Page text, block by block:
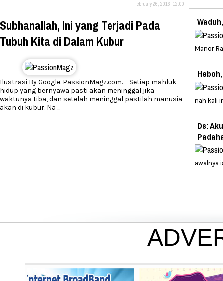
February 26, 2016, 12:00
Subhanallah, Ini yang Terjadi Pada
Tubuh Kita di Dalam Kubur
Ilustrasi By Google. PassionMagz.com. – Setiap mahluk
hidup yang bernyawa pasti akan meninggal jika
waktunya tiba, dan setelah meninggal pastilah manusia
akan di kubur. Na ...
Manor
nah kali
Ds:
awalnya